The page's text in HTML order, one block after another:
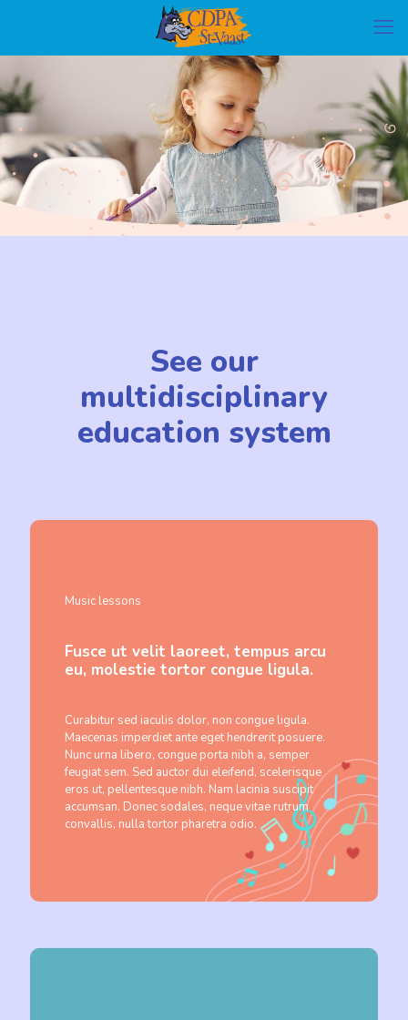
See our
multidisciplinary
education system
Music lessons
Fusce ut velit laoreet, tempus arcu
eu, molestie tortor congue ligula.
Curabitur sed iaculis dolor, non congue ligula.
Maecenas imperdiet ante eget hendrerit posuere.
Nunc urna libero, congue porta nibh a, semper
feugiat sem. Sed auctor dui eleifend, scelerisque
eros ut, pellentesque nibh. Nam lacinia suscipit
accumsan. Donec sodales, neque vitae rutrum
convallis, nulla tortor pharetra odio.